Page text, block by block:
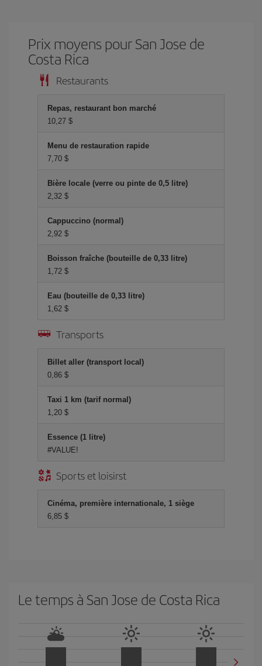
Prix ​​moyens pour San Jose de
Costa Rica
Restaurants
Repas, restaurant bon marché
10,27 $
Menu de restauration rapide
7,70 $
Bière locale (verre ou pinte de 0,5 litre)
2,32 $
Cappuccino (normal)
2,92 $
Boisson fraîche (bouteille de 0,33 litre)
1,72 $
Eau (bouteille de 0,33 litre)
1,62 $
Transports
Billet aller (transport local)
0,86 $
Taxi 1 km (tarif normal)
1,20 $
Essence (1 litre)
#VALUE!
Sports et loisirst
Cinéma, première internationale, 1 siège
6,85 $
Le temps à San Jose de Costa Rica